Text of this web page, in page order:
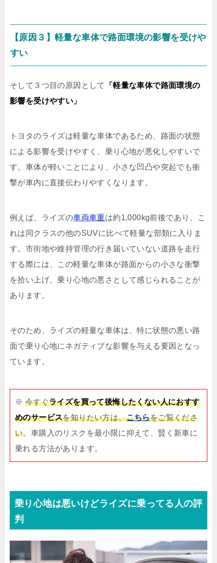
【原因３】軽量な車体で路面環境の影響を受けや
すい
そして３つ目の原因として
「軽量な車体で路面環境の
影響を受けやすい」
トヨタのライズは軽量な車体であるため、路面の状態
による影響を受けやすく、乗り心地が悪化しやすいで
す。車体が軽いことにより、小さな凹凸や突起でも衝
撃が車内に直接伝わりやすくなります。
例えば、ライズの車両車重は約1,000kg前後であり、こ
れは同クラスの他のSUVに比べて軽量な部類に入りま
す。市街地や維持管理の行き届いていない道路を走行
する際には、この軽量な車体が路面からの小さな衝撃
を拾い上げ、乗り心地の悪さとして感じられることが
あります。
そのため、ライズの軽量な車体は、特に状態の悪い路
面で乗り心地にネガティブな影響を与える要因となっ
ています。
※ 今すぐライズを買って後悔したくない人におすす
めのサービスを知りたい方は、こちらをご覧くださ
い。車購入のリスクを最小限に抑えて、賢く新車に
乗れる方法があります。
乗り心地は悪いけどライズに乗ってる人の評
判